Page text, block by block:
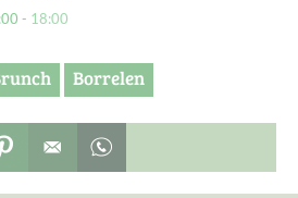
18:00
Borrelen
aan favorieten
facebook
dit op twitter
Deel dit op pinterest